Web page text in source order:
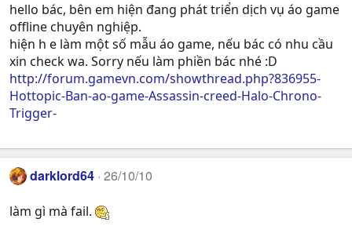
hello bác, bên em hiện đang phát triển dịch vụ áo game
offline chuyên nghiệp.
hiện h e làm một số mẫu áo game, nếu bác có nhu cầu
xin check wa. Sorry nếu làm phiền bác nhé :D
http://forum.gamevn.com/showthread.php?836955-
Hottopic-Ban-ao-game-Assassin-creed-Halo-Chrono-
Trigger-
darklord64 26/10/10
làm gì mà fail.